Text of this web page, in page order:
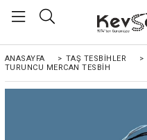
ANASAYFA > TAŞ TESBİHLER >
TURUNCU MERCAN TESBIH